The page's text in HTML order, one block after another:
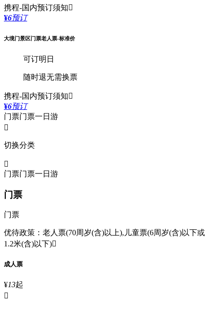
携程-国内预订须知
¥6预订
大境门景区门票老人票-标准价
可订明日
随时退无需换票
携程-国内预订须知
¥6预订
门票门票一日游

切换分类

门票门票一日游
门票
门票
优待政策：老人票(70周岁(含)以上),儿童票(6周岁(含)以下或
1.2米(含)以下)
成人票
¥13起
